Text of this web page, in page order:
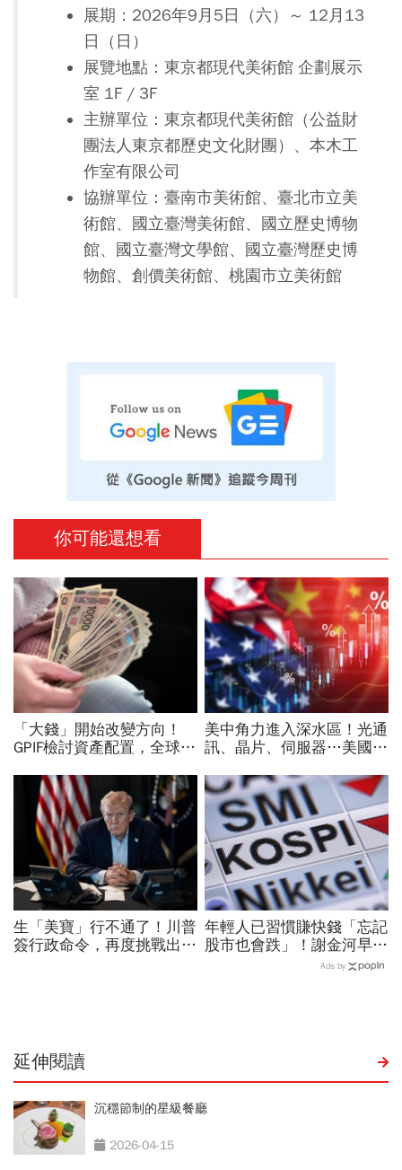
展期：2026年9月5日（六）～ 12月13
日（日）
展覽地點：東京都現代美術館 企劃展示
室 1F / 3F
主辦單位：東京都現代美術館（公益財
團法人東京都歷史文化財團）、本木工
作室有限公司
協辦單位：臺南市美術館、臺北市立美
術館、國立臺灣美術館、國立歷史博物
館、國立臺灣文學館、國立臺灣歷史博
物館、創價美術館、桃園市立美術館
你可能還想看
「大錢」開始改變方向！
GPIF檢討資產配置，全球資
美中角力進入深水區！光通
訊、晶片、伺服器…美國制
「這類人」處境危險又困難
生「美寶」行不通了！川普
簽行政命令，再度挑戰出生
年輕人已習慣賺快錢「忘記
股市也會跌」！謝金河早一
步示警南韓個股槓桿ETF會
Ads by
延伸閱讀
沉穩節制的星級餐廳
2026-04-15